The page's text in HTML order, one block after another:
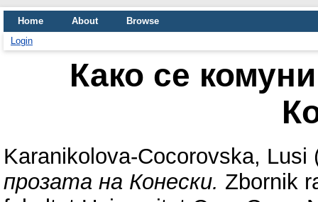
Home About
Browse
Login
Како се
Karanikolova-Cocorovska, Lusi
прозата на Конески. Zbornik